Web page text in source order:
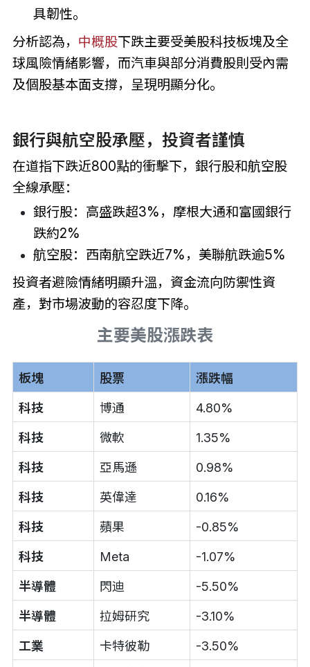
具韌性。
分析認為， 中概股下跌主要受美股科技板塊及全
球風險情緒影響，而汽車與部分消費股則受內需
及個股基本面支撐，呈現明顯分化。
銀行與航空股承壓，投資者謹慎
在道指下跌近800點的衝擊下，銀行股和航空股
全線承壓：
銀行股：高盛跌超3%，摩根大通和富國銀行
跌約2%
航空股：西南航空跌近7%，美聯航跌逾5%
投資者避險情緒明顯升溫，資金流向防禦性資
產，對市場波動的容忍度下降。
主要美股漲跌表
板塊 股票 漲跌幅
科技 博通 4.80%
科技 微軟 1.35%
科技 亞馬遜 0.98%
科技 英偉達 0.16%
科技 蘋果 -0.85%
科技 Meta -1.07%
半導體 閃迪 -5.50%
半導體 拉姆研究 -3.10%
工業 卡特彼勒 -3.50%